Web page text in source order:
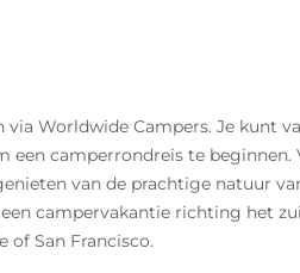
Worldwide Campers. Je kunt
een camperrondreis te
van de prachtige natuur
campervakantie richting het
of San Francisco.